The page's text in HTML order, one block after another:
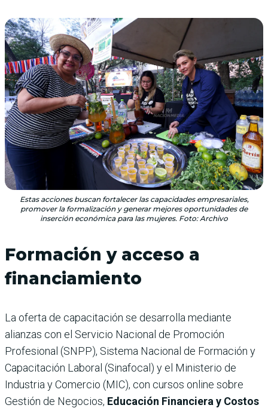
Estas acciones buscan fortalecer las capacidades empresariales,
promover la formalización y generar mejores oportunidades de
inserción económica para las mujeres. Foto: Archivo
Formación y acceso a
financiamiento
La oferta de capacitación se desarrolla mediante
alianzas con el Servicio Nacional de Promoción
Profesional (SNPP), Sistema Nacional de Formación y
Capacitación Laboral (Sinafocal) y el Ministerio de
Industria y Comercio (MIC), con cursos online sobre
Gestión de Negocios, Educación Financiera y Costos